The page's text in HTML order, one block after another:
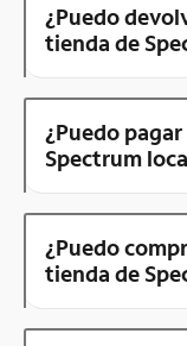
¿Puedo
tienda de
¿Puedo
Spectrum
¿Puedo
tienda de